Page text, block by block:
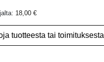
18,00 €
tuotteesta tai toimituksesta